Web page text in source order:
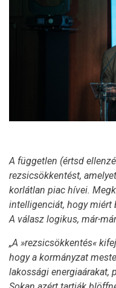
A független (értsd
rezsicsökkentést,
korlátlan piac hívei.
intelligenciát, hogy miért
A válasz logikus, már-
„A »rezsicsökkentés«
hogy a kormányzat
lakossági energiaárakat,